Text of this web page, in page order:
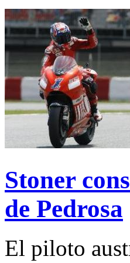
Stoner
de Pedrosa
El piloto